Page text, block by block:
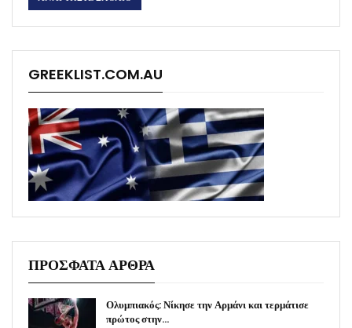
GREEKLIST.COM.AU
ΠΡΟΣΦΑΤΑ ΑΡΘΡΑ
Ολυμπιακός: Νίκησε την Αρμάνι και τερμάτισε
πρώτος στην…